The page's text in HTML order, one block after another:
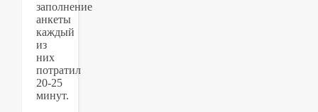
заполнение
анкеты
каждый
из
них
потратил
20-25
минут.